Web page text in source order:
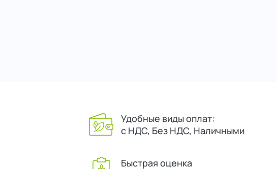
Удобные виды оплат:
с НДС, Без НДС, Наличными
Быстрая оценка